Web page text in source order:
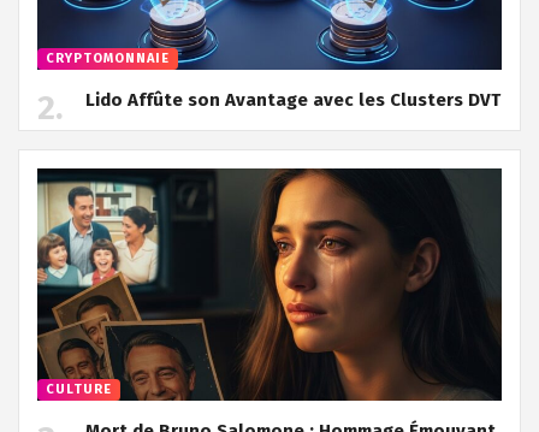
CRYPTOMONNAIE
Lido Affûte son Avantage avec les Clusters DVT
CULTURE